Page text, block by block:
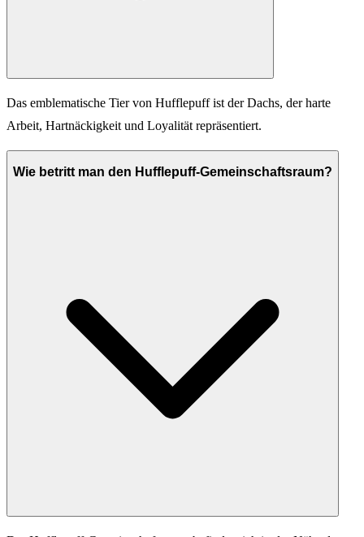
Das emblematische Tier von Hufflepuff ist der Dachs, der harte
Arbeit, Hartnäckigkeit und Loyalität repräsentiert.
Wie betritt man den Hufflepuff-Gemeinschaftsraum?